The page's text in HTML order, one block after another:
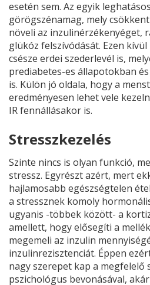
esetén sem. Az egyik
görögszénamag, mely
növeli az inzulinérzékenyéget,
glükóz felszívódását. Ezen
csésze erdei szederlevél is,
prediabetes-es állapotokban
is. Külön jó oldala, hogy a
eredményesen lehet vele
IR fennállásakor is.
Stresszkezelés
Szinte nincs is olyan funkció,
stressz. Egyrészt azért, mert
hajlamosabb egészségtelen
a stressznek komoly
ugyanis -többek között- a
amellett, hogy elősegíti a
megemeli az inzulin
inzulinrezisztenciát. Éppen
nagy szerepet kap a megfelelő
pszichológus bevonásával,